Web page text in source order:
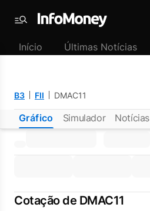
Menu
Início Últimas Notícias
B3 FII DMAC11
Gráfico Simulador Notícias
Cotação de DMAC11